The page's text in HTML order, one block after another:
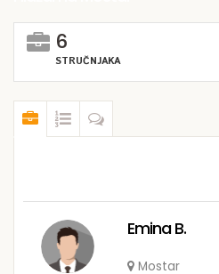
6
STRUČNJAKA
Emina B.
Mostar